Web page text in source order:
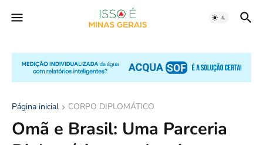
Página inicial CORPO DIPLOMÁTICO
Omã e Brasil: Uma Parceria